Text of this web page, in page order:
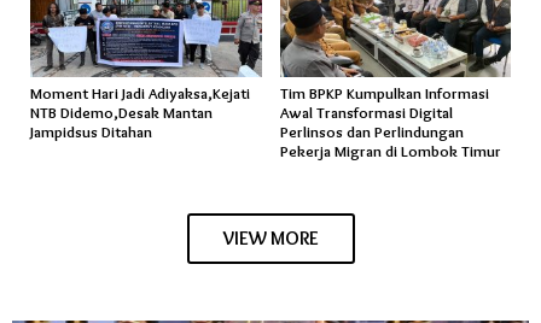
Moment Hari Jadi Adiyaksa,Kejati
NTB Didemo,Desak Mantan
Jampidsus Ditahan
Tim BPKP Kumpulkan Informasi
Awal Transformasi Digital
Perlinsos dan Perlindungan
Pekerja Migran di Lombok Timur
VIEW MORE